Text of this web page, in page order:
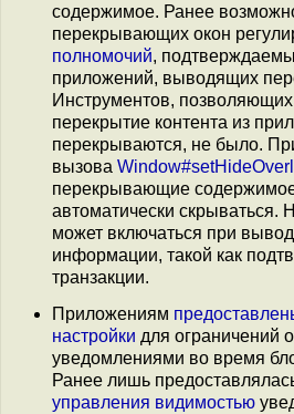
содержимое. Ранее
перекрывающих окон
полномочий,
приложений, выводящих
Инструментов, позволяющих
перекрытие контента из
перекрываются, не было.
вызова
перекрывающие содержимое
автоматически скрываться.
может включаться при
информации, такой как
транзакции.
Приложениям
настройки для ограничений
уведомлениями во время
Ранее лишь
управления видимостью